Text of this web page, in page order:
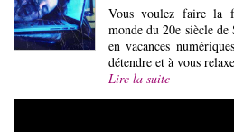
Vous voulez faire la
monde du 20e siècle
en vacances
détendre et à vous
Lire la suite